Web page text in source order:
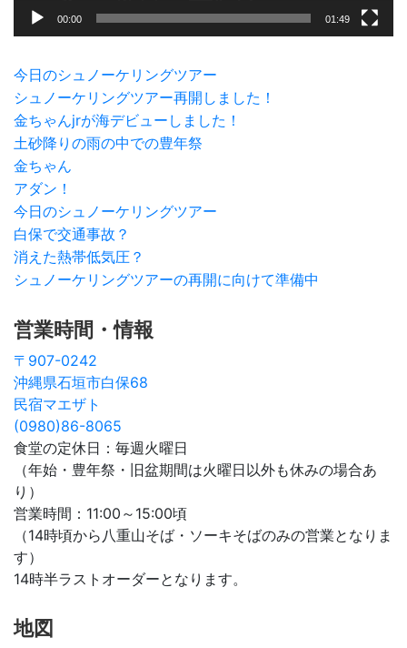
00:00 01:49
今日のシュノーケリングツアー
シュノーケリングツアー再開しました！
金ちゃんjrが海デビューしました！
土砂降りの雨の中での豊年祭
金ちゃん
アダン！
今日のシュノーケリングツアー
白保で交通事故？
消えた熱帯低気圧？
シュノーケリングツアーの再開に向けて準備中
営業時間・情報
〒907-0242
沖縄県石垣市白保68
民宿マエザト
(0980)86-8065
食堂の定休日：毎週火曜日
（年始・豊年祭・旧盆期間は火曜日以外も休みの場合あ
り）
営業時間：11:00～15:00頃
（14時頃から八重山そば・ソーキそばのみの営業となりま
す）
14時半ラストオーダーとなります。
地図